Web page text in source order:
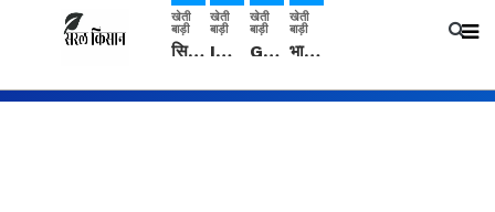
खेती
बाड़ी
सिरसा: कृषि विज्ञान केंद्र की बैठक में फसल बीमा विधि कारण व कृषि उद्यमिता बढ़ावा देने पर चर्चा
खेती
बाड़ी
IMD: राजस्थान में प्री-मानसून की सामान्य से 74% अधिक बारिश, दस्तक में देरी और मानसून कमजोर रहेगा
खेती
बाड़ी
Guar Ka Rate: ग्वार के भाव में हल्की बढ़ोतरी, बढ़ सकता है बुवाई का रकबा
खेती
बाड़ी
भारत में 29 मई से शुरु होगी प्री-मानसून बारिश, ECMWF विदेशी मौसम एजेंसी का पूर्वानुमान